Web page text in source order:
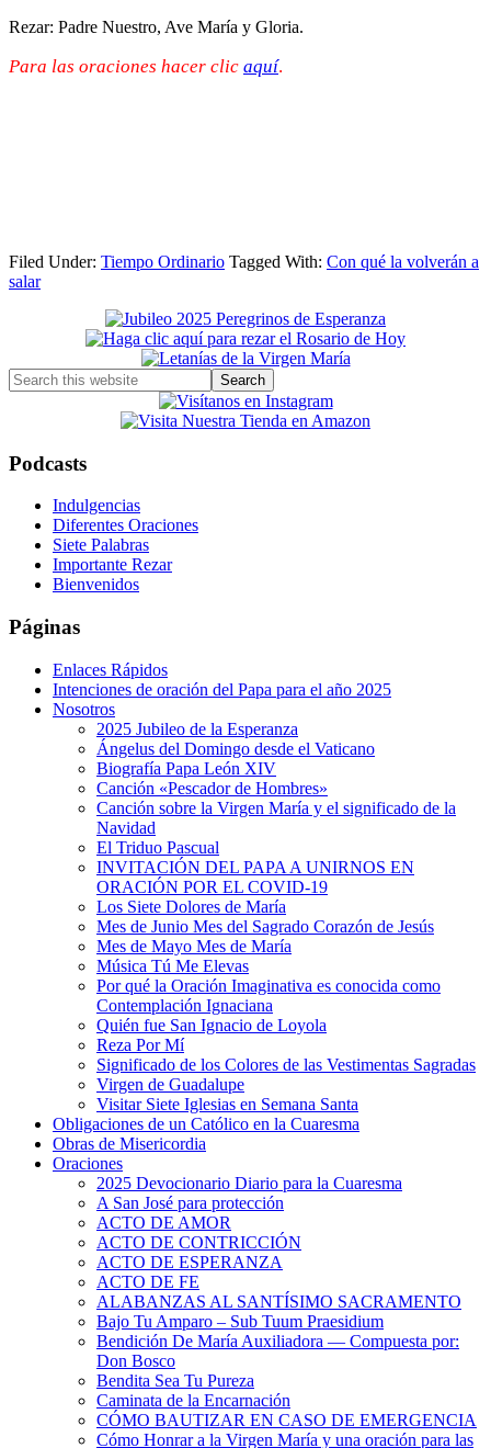
Rezar: Padre Nuestro, Ave María y Gloria.
Para las oraciones hacer clic aquí.
Filed Under: Tiempo Ordinario Tagged With: Con qué la volverán a
salar
Primary
Sidebar
Search
this
Podcasts
Indulgencias
Diferentes Oraciones
Siete Palabras
Importante Rezar
Bienvenidos
Páginas
Enlaces Rápidos
Intenciones de oración del Papa para el año 2025
Nosotros
2025 Jubileo de la Esperanza
Ángelus del Domingo desde el Vaticano
Biografía Papa León XIV
Canción «Pescador de Hombres»
Canción sobre la Virgen María y el significado de la
Navidad
El Triduo Pascual
INVITACIÓN DEL PAPA A UNIRNOS EN
ORACIÓN POR EL COVID-19
Los Siete Dolores de María
Mes de Junio Mes del Sagrado Corazón de Jesús
Mes de Mayo Mes de María
Música Tú Me Elevas
Por qué la Oración Imaginativa es conocida como
Contemplación Ignaciana
Quién fue San Ignacio de Loyola
Reza Por Mí
Significado de los Colores de las Vestimentas Sagradas
Virgen de Guadalupe
Visitar Siete Iglesias en Semana Santa
Obligaciones de un Católico en la Cuaresma
Obras de Misericordia
Oraciones
2025 Devocionario Diario para la Cuaresma
A San José para protección
ACTO DE AMOR
ACTO DE CONTRICCIÓN
ACTO DE ESPERANZA
ACTO DE FE
ALABANZAS AL SANTÍSIMO SACRAMENTO
Bajo Tu Amparo – Sub Tuum Praesidium
Bendición De María Auxiliadora — Compuesta por:
Don Bosco
Bendita Sea Tu Pureza
Caminata de la Encarnación
CÓMO BAUTIZAR EN CASO DE EMERGENCIA
Cómo Honrar a la Virgen María y una oración para las